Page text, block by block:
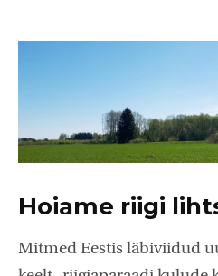
Hoiame riigi
Mitmed Eestis läbiviidud